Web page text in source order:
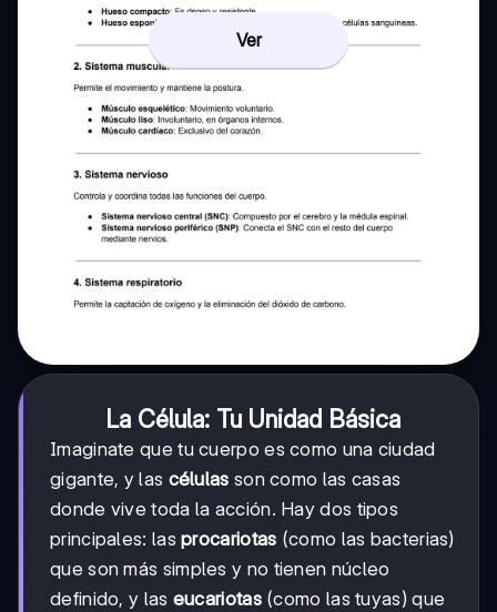
Ver
La Célula: Tu Unidad Básica
Imaginate que tu cuerpo es como una ciudad
gigante, y las células son como las casas
donde vive toda la acción. Hay dos tipos
principales: lasprocariotas (como las bacterias)
que son más simples y no tienen núcleo
definido, y las eucariotas(como las tuyas) que